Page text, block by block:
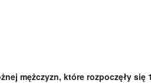
mężczyzn, które rozpoczęły się